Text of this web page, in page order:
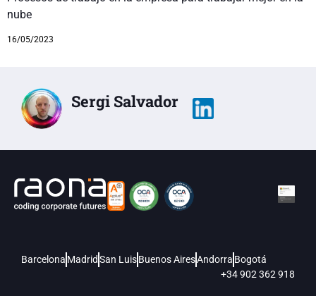
nube
16/05/2023
Sergi Salvador
Barcelona MadridSan LuisBuenos AiresAndorra Bogotá
+34 902 362 918